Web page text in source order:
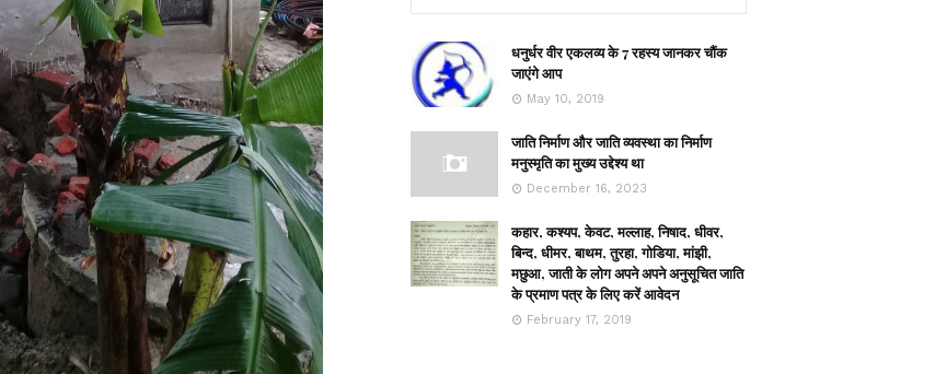
धनुर्धर वीर एकलव्य के 7 रहस्य जानकर चौंक
जाएंगे आप
May 10, 2019
जाति निर्माण और जाति व्यवस्था का निर्माण
मनुस्मृति का मुख्य उद्देश्य था
December 16, 2023
कहार, कश्यप, केवट, मल्लाह, निषाद, धीवर,
बिन्द, धीमर, बाथम, तुरहा, गोडिया, मांझी,
मछुआ, जाती के लोग अपने अपने अनुसूचित जाति
के प्रमाण पत्र के लिए करें आवेदन
February 17, 2019